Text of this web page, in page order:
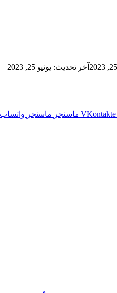
آخر تحديث: يونيو 25, 2023
ماسنجر ماسنجر واتساب